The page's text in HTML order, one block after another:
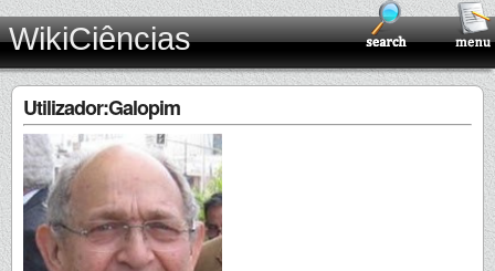
WikiCiências
Utilizador:Galopim